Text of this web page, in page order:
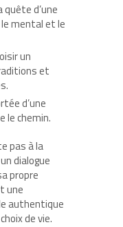
quête d’une
mental et le
un
et
d’une
le chemin.
pas à la
dialogue
propre
une
authentique
de vie.